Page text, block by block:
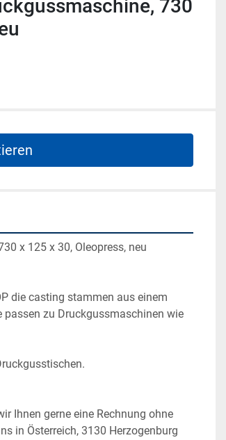
730
x 125 x 30, Oleopress, neu
die casting stammen aus einem
passen zu Druckgussmaschinen wie
Ihnen gerne eine Rechnung ohne
in Österreich, 3130 Herzogenburg